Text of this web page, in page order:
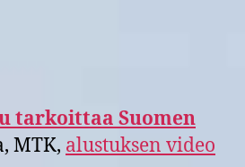
tarkoittaa Suomen
MTK, alustuksen video